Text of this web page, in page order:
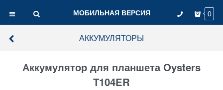
МОБИЛЬНАЯ ВЕРСИЯ 0
АККУМУЛЯТОРЫ
Аккумулятор для планшета Oysters
T104ER